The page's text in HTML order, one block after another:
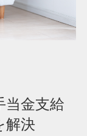
当金支給
解決